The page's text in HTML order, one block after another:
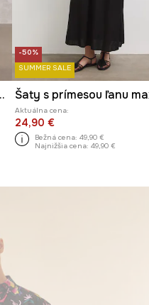
Creatures
-50%
SUMMER SALE
Aktuálna cena:
24,90 €
Bežná cena: 49,90 €
Najnižšia cena: 49,90 €